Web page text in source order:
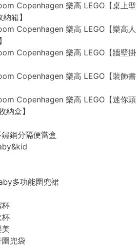
Copenhagen 樂高 LEGO【桌上型
箱】
Copenhagen 樂高 LEGO【樂高人
Copenhagen 樂高 LEGO【牆壁掛
Copenhagen 樂高 LEGO【裝飾書
Copenhagen 樂高 LEGO【迷你頭
納盒】
鋼分隔便當盒
多功能圍兜裙
杯
杯
兜袋